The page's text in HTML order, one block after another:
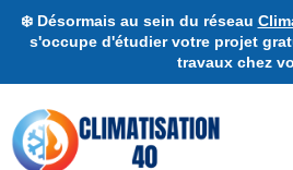
❄️ Désormais au sein du réseau
s'occupe d'étudier votre projet
travaux chez